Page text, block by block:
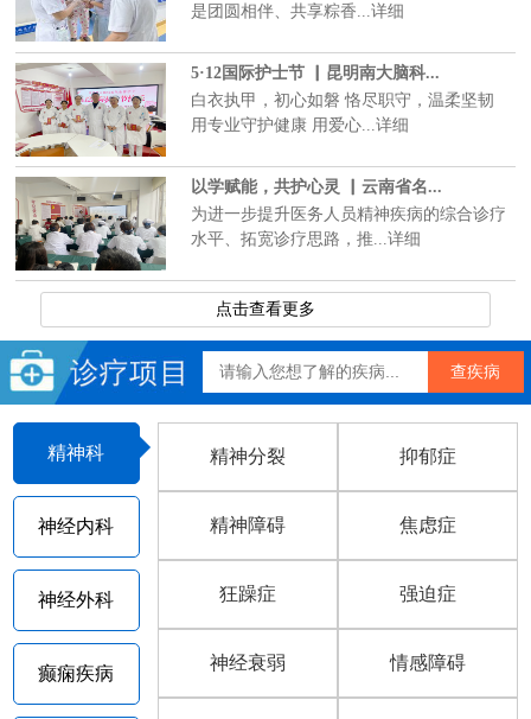
是团圆相伴、共享粽香...详细
5·12国际护士节 ▏昆明南大脑科...
白衣执甲，初心如磐 恪尽职守，温柔坚韧
用专业守护健康 用爱心...详细
以学赋能，共护心灵 ▏云南省名...
为进一步提升医务人员精神疾病的综合诊疗
水平、拓宽诊疗思路，推...详细
点击查看更多
精神科
神经内科
神经外科
癫痫疾病
精神分裂 抑郁症
精神障碍 焦虑症
狂躁症 强迫症
神经衰弱 情感障碍